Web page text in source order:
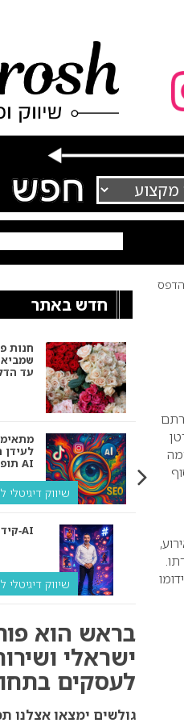
הדפס
חדש באתר
חנות
עד
לעידן
תופיעו בתשובות AI
שיווק
קידום אתרים ל‑AI
שיווק
ולמה
בראש הוא
ישראלי
לעסקים
גולשים ימצאו אצלנו